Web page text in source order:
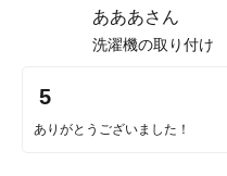
あああさん
洗濯機の取り付け
5
ありがとうございました！